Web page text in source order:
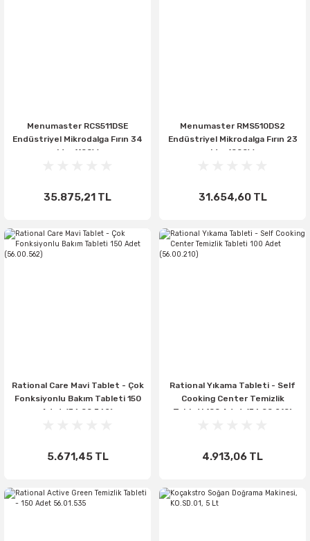
Menumaster RCS511DSE
Endüstriyel Mikrodalga Fırın 34
Lt - 1100W
35.875,21 TL
Menumaster RMS510DS2
Endüstriyel Mikrodalga Fırın 23
Lt - 1000W
31.654,60 TL
Rational Care Mavi Tablet - Çok
Fonksiyonlu Bakım Tableti 150
Adet (56.00.562)
5.671,45 TL
Rational Yıkama Tableti - Self
Cooking Center Temizlik
Tableti 100 Adet (56.00.210)
4.913,06 TL